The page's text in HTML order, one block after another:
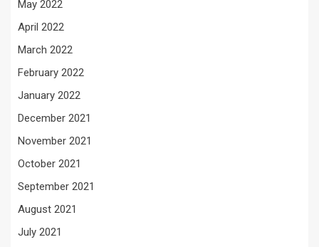
May 2022
April 2022
March 2022
February 2022
January 2022
December 2021
November 2021
October 2021
September 2021
August 2021
July 2021